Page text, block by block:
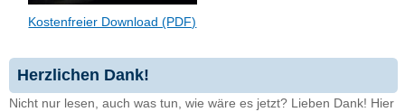
Kostenfreier Download (PDF)
Herzlichen Dank!
Nicht nur lesen, auch was tun, wie wäre es jetzt? Lieben Dank! Hier